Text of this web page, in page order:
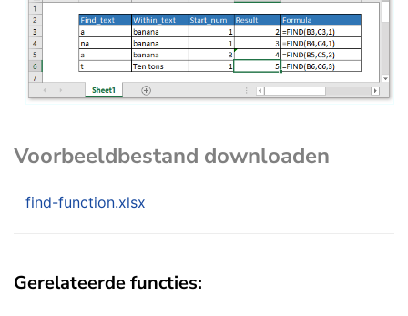
Voorbeeldbestand downloaden
find-function.xlsx
Gerelateerde functies: